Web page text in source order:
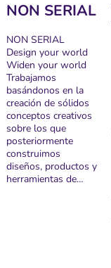
NON SERIAL
NON SERIAL
Design your world
Widen your world
Trabajamos
basándonos en la
creación de sólidos
conceptos creativos
sobre los que
posteriormente
construimos
diseños, productos y
herramientas de…